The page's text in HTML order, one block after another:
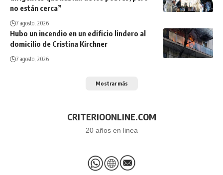
no están cerca”
7 agosto, 2026
Hubo un incendio en un edificio lindero al
domicilio de Cristina Kirchner
7 agosto, 2026
Mostrar más
CRITERIOONLINE.COM
20 años en linea